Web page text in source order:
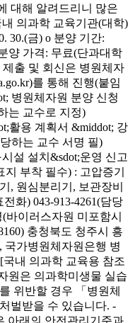
대해 알려드리니 많은
의과학 교육기관(대학)
30.(금) o 분양 기간:
양 가격: 무료(단과대학
출 및 회신은 병원체자
를 통해 진행(붙임
병원체자원 분양 신청
는 교수로 지정)
활용 계획서 &middot; 강
하는 교수 서명 필)
설 설치&sdot;운영 신고
부착 필수) : 고압증기
, 원심분리기, 보관장비
화) 043-913-4261(담당
바이러스자원 미포함시
충청북도 청주시 흥
국가병원체자원은행 병
내 의과학 교육용 참조
원은 의과학미생물 실습
위반할 경우 「병원체
벌받을 수 있습니다. -
아래의 안전관리기준과